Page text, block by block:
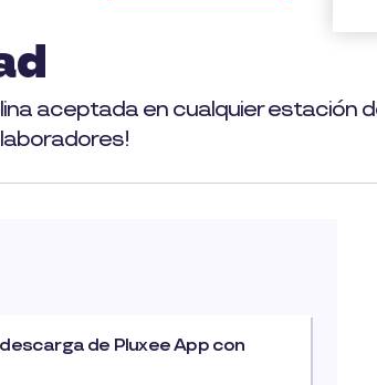
aceptada en cualquier estación
de Pluxee App con